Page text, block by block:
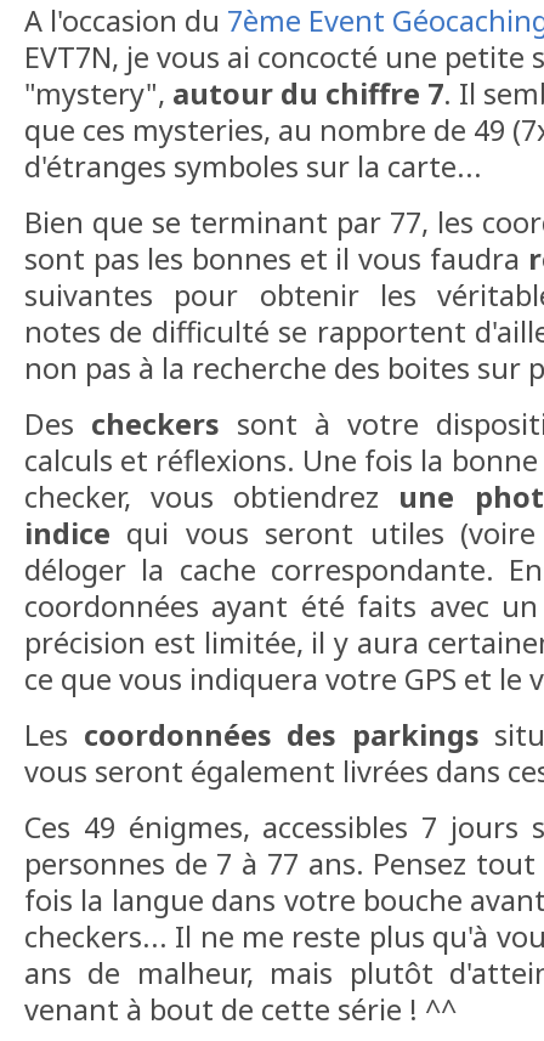
A l'occasion du 7ème Event
EVT7N, je vous ai concocté une petite
"mystery", autour du chiffre 7. Il
que ces mysteries, au nombre de 49
d'étranges symboles sur la carte...
Bien que se terminant par 77, les
sont pas les bonnes et il vous faudra
suivantes pour obtenir les
notes de difficulté se rapportent
non pas à la recherche des boites sur
Des checkers sont à votre
calculs et réflexions. Une fois la
checker, vous obtiendrez une
indice qui vous seront utiles (voire
déloger la cache correspondante.
coordonnées ayant été faits avec
précision est limitée, il y aura
ce que vous indiquera votre GPS et le
Les coordonnées des parkings
vous seront également livrées dans
Ces 49 énigmes, accessibles 7 jours
personnes de 7 à 77 ans. Pensez
fois la langue dans votre bouche
checkers... Il ne me reste plus qu'à
ans de malheur, mais plutôt
venant à bout de cette série ! ^^